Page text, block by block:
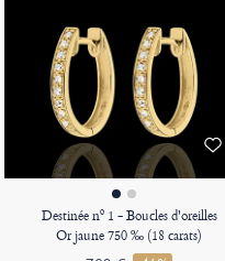
Destinée nº 1 - Boucles d'oreilles
Or jaune 750 ‰ (18 carats)